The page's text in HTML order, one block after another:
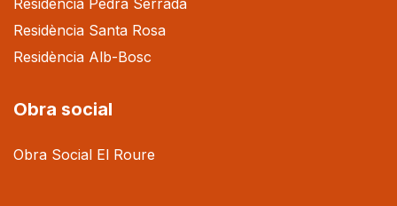
Residència Santa Rosa
Residència Alb-Bosc
Obra social
Obra Social El Roure